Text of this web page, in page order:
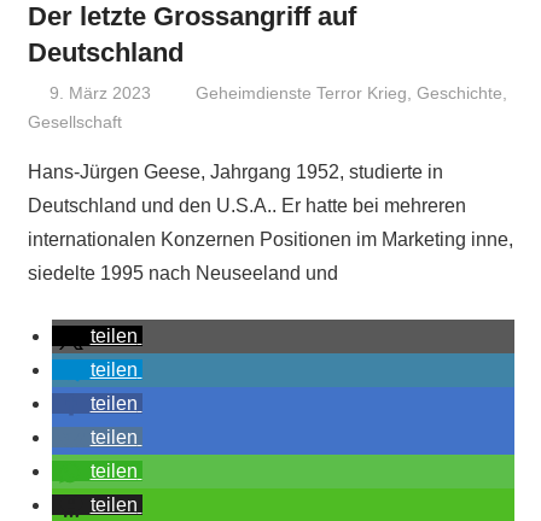
Der letzte Grossangriff auf
Deutschland
9. März 2023 Niki Vogt
Geheimdienste Terror Krieg ,Geschichte
Gesellschaft
Hans-Jürgen Geese, Jahrgang 1952, studierte in
Deutschland und den U.S.A.. Er hatte bei mehreren
internationalen Konzernen Positionen im Marketing inne,
siedelte 1995 nach Neuseeland und
teilen
teilen
teilen
teilen
teilen
teilen